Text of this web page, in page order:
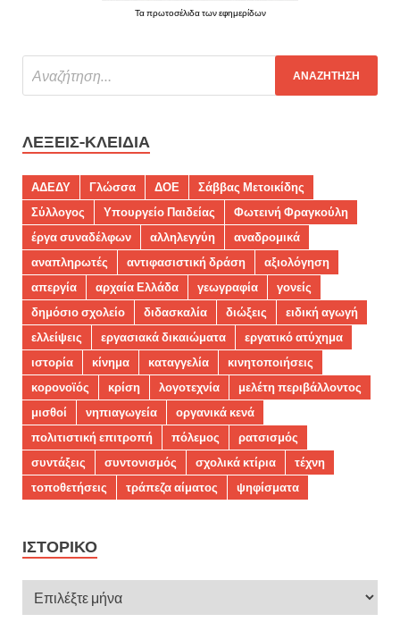
Τα πρωτοσέλιδα των εφημερίδων
ΛΈΞΕΙΣ-ΚΛΕΙΔΙΆ
ΑΔΕΔΥ Γλώσσα ΔΟΕ
Σάββας Μετοικίδης
Σύλλογος
Υπουργείο Παιδείας
Φωτεινή Φραγκούλη
έργα συναδέλφων
αλληλεγγύη
αναδρομικά
αναπληρωτές
αντιφασιστική δράση
αξιολόγηση
απεργία
αρχαία Ελλάδα γεωγραφία
γονείς
δημόσιο σχολείο
διδασκαλία διώξεις
ειδική αγωγή
ελλείψεις
εργασιακά δικαιώματα
εργατικό ατύχημα
ιστορία
κίνημα καταγγελία
κινητοποιήσεις
κορονοϊός
κρίση λογοτεχνία
μελέτη περιβάλλοντος
μισθοί
νηπιαγωγεία
οργανικά κενά
πολιτιστική επιτροπή
πόλεμος
ρατσισμός
συντάξεις
συντονισμός σχολικά κτίρια
τέχνη
τοποθετήσεις
τράπεζα αίματος ψηφίσματα
ΙΣΤΟΡΙΚΌ